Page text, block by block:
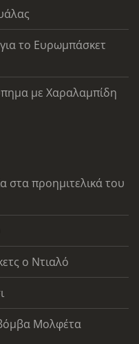
το Ευρωμπάσκετ
με Χαραλαμπίδη
στα προημιτελικά του
ο Ντιαλό
Μολφέτα